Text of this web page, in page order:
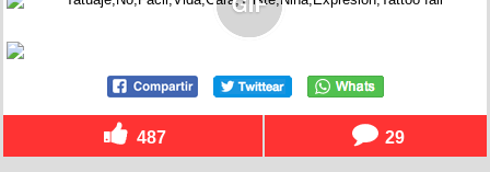
487 29